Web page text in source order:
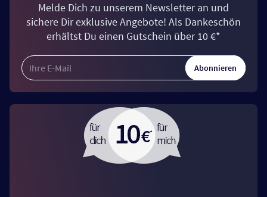
Melde Dich zu unserem Newsletter an und
sichere Dir exklusive Angebote! Als Dankeschön
erhältst Du einen Gutschein über 10 €*
Abonnieren